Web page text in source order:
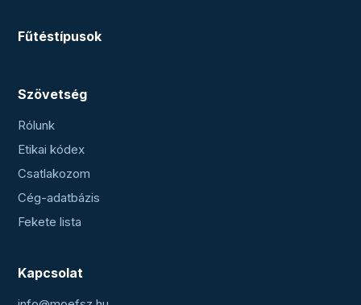
Fűtéstípusok
Szövetség
Rólunk
Etikai kódex
Csatlakozom
Cég-adatbázis
Fekete lista
Kapcsolat